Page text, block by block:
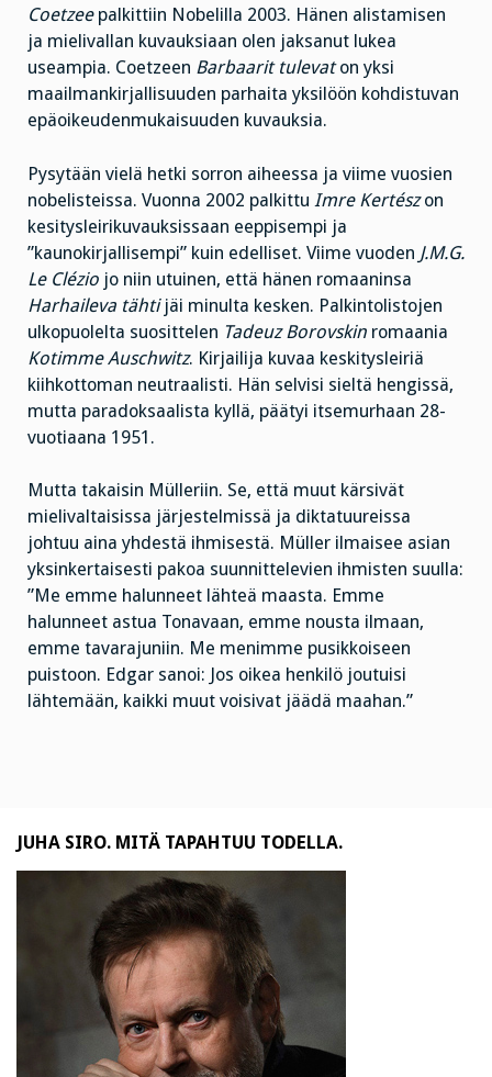
Coetzeepalkittiin Nobelilla 2003. Hänen alistamisen
ja mielivallan kuvauksiaan olen jaksanut lukea
useampia. Coetzeen Barbaarit tulevaton yksi
maailmankirjallisuuden parhaita yksilöön kohdistuvan
epäoikeudenmukaisuuden kuvauksia.
Pysytään vielä hetki sorron aiheessa ja viime vuosien
nobelisteissa. Vuonna 2002 palkittu Imre Kertészon
kesitysleirikuvauksissaan eeppisempi ja
”kaunokirjallisempi” kuin edelliset. Viime vuoden J.M.G.
Le Clézio jo niin utuinen, että hänen romaaninsa
Harhaileva tähtijäi minulta kesken. Palkintolistojen
ulkopuolelta suosittelen Tadeuz Borovskin romaania
Kotimme Auschwitz. Kirjailija kuvaa keskitysleiriä
kiihkottoman neutraalisti. Hän selvisi sieltä hengissä,
mutta paradoksaalista kyllä, päätyi itsemurhaan 28-
vuotiaana 1951.
Mutta takaisin Mülleriin. Se, että muut kärsivät
mielivaltaisissa järjestelmissä ja diktatuureissa
johtuu aina yhdestä ihmisestä. Müller ilmaisee asian
yksinkertaisesti pakoa suunnittelevien ihmisten suulla:
”Me emme halunneet lähteä maasta. Emme
halunneet astua Tonavaan, emme nousta ilmaan,
emme tavarajuniin. Me menimme pusikkoiseen
puistoon. Edgar sanoi: Jos oikea henkilö joutuisi
lähtemään, kaikki muut voisivat jäädä maahan.”
JUHA SIRO. MITÄ TAPAHTUU TODELLA.